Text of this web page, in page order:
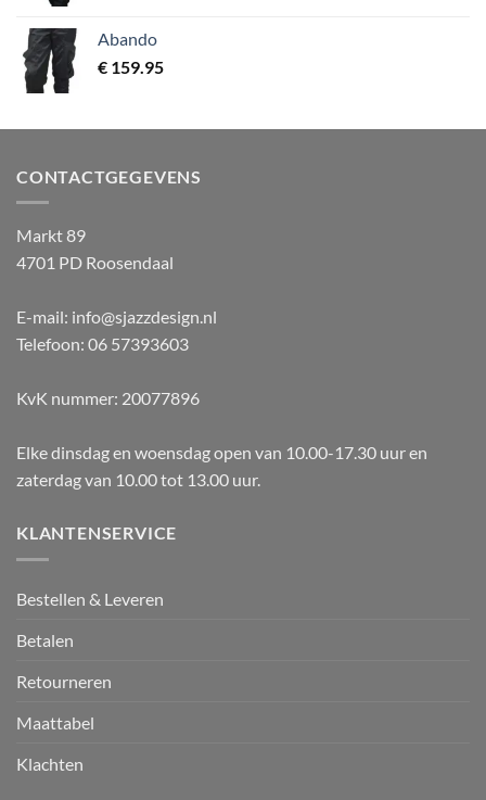
Abando
€ 159.95
CONTACTGEGEVENS
Markt 89
4701 PD Roosendaal
E-mail: info@sjazzdesign.nl
Telefoon: 06 57393603
KvK nummer: 20077896
Elke dinsdag en woensdag open van 10.00-17.30 uur en
zaterdag van 10.00 tot 13.00 uur.
KLANTENSERVICE
Bestellen & Leveren
Betalen
Retourneren
Maattabel
Klachten